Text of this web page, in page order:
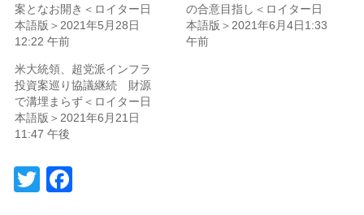
案となお開き＜ロイター日
本語版＞2021年5月28日
12:22 午前
の合意目指し＜ロイター日
本語版＞2021年6月4日1:33
午前
米大統領、超党派インフラ
投資案巡り協議継続 財源
で溝埋まらず＜ロイター日
本語版＞2021年6月21日
11:47 午後
Twitter